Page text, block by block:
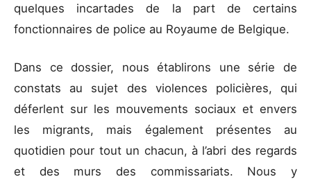
quelques incartades de la part de certains
fonctionnaires de police au Royaume de Belgique.
Dans ce dossier, nous établirons une série de
constats au sujet des violences policières, qui
déferlent sur les mouvements sociaux et envers
les migrants, mais également présentes au
quotidien pour tout un chacun, à l’abri des regards
et des murs des commissariats. Nous y